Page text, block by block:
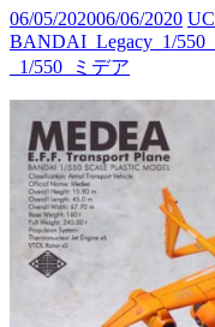
06/05/202006/06/2020
BANDAI_Legacy_1/
_1/550_ミデア